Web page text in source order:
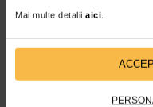
Mai multe detalii aici.
Este
aveti
unei
Durerea
apare